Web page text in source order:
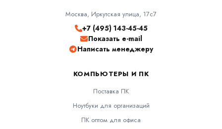
Москва, Иркутская улица, 17с7
+7 (495) 143-45-45
Показать e-mail
Написать менеджеру
КОМПЬЮТЕРЫ И ПК
Поставка ПК
Ноутбуки для организаций
ПК оптом для офиса